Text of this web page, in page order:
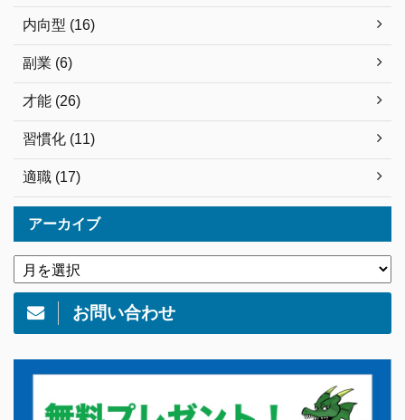
内向型 (16)
副業 (6)
才能 (26)
習慣化 (11)
適職 (17)
アーカイブ
お問い合わせ